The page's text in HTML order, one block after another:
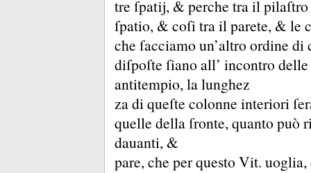
tre ſpatĳ, & perche tra il
ſpatio, & coſi tra il parete, & le
che ſacciamo un’altro ordine
diſpoſte ſiano all’ incontro
antitempio, la lunghez
za di queſte colonne interiori
quelle della ſronte, quanto può
dauanti, &
pare, che per questo Vit. uoglia,